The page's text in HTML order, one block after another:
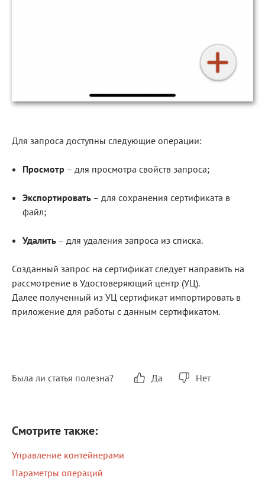
Для запроса доступны следующие операции:
Просмотр – для просмотра свойств запроса;
Экспортировать – для сохранения сертификата в
файл;
Удалить – для удаления запроса из списка.
Созданный запрос на сертификат следует направить на
рассмотрение в Удостоверяющий центр (УЦ).
Далее полученный из УЦ сертификат импортировать в
приложение для работы с данным сертификатом.
Была ли статья полезна? Да Нет
Смотрите также:
Управление контейнерами
Параметры операций